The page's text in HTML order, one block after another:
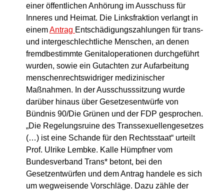
einer öffentlichen Anhörung im Ausschuss für
Inneres und Heimat. Die Linksfraktion verlangt in
einemAntrag Entschädigungszahlungen für trans-
und intergeschlechtliche Menschen, an denen
fremdbestimmte Genitaloperationen durchgeführt
wurden, sowie ein Gutachten zur Aufarbeitung
menschenrechtswidriger medizinischer
Maßnahmen. In der Ausschusssitzung wurde
darüber hinaus über Gesetzesentwürfe von
Bündnis 90/Die Grünen und der FDP gesprochen.
„Die Regelungsruine des Transsexuellengesetzes
(…) ist eine Schande für den Rechtsstaat“ urteilt
Prof. Ulrike Lembke. Kalle Hümpfner vom
Bundesverband Trans* betont, bei den
Gesetzentwürfen und dem Antrag handele es sich
um wegweisende Vorschläge. Dazu zähle der